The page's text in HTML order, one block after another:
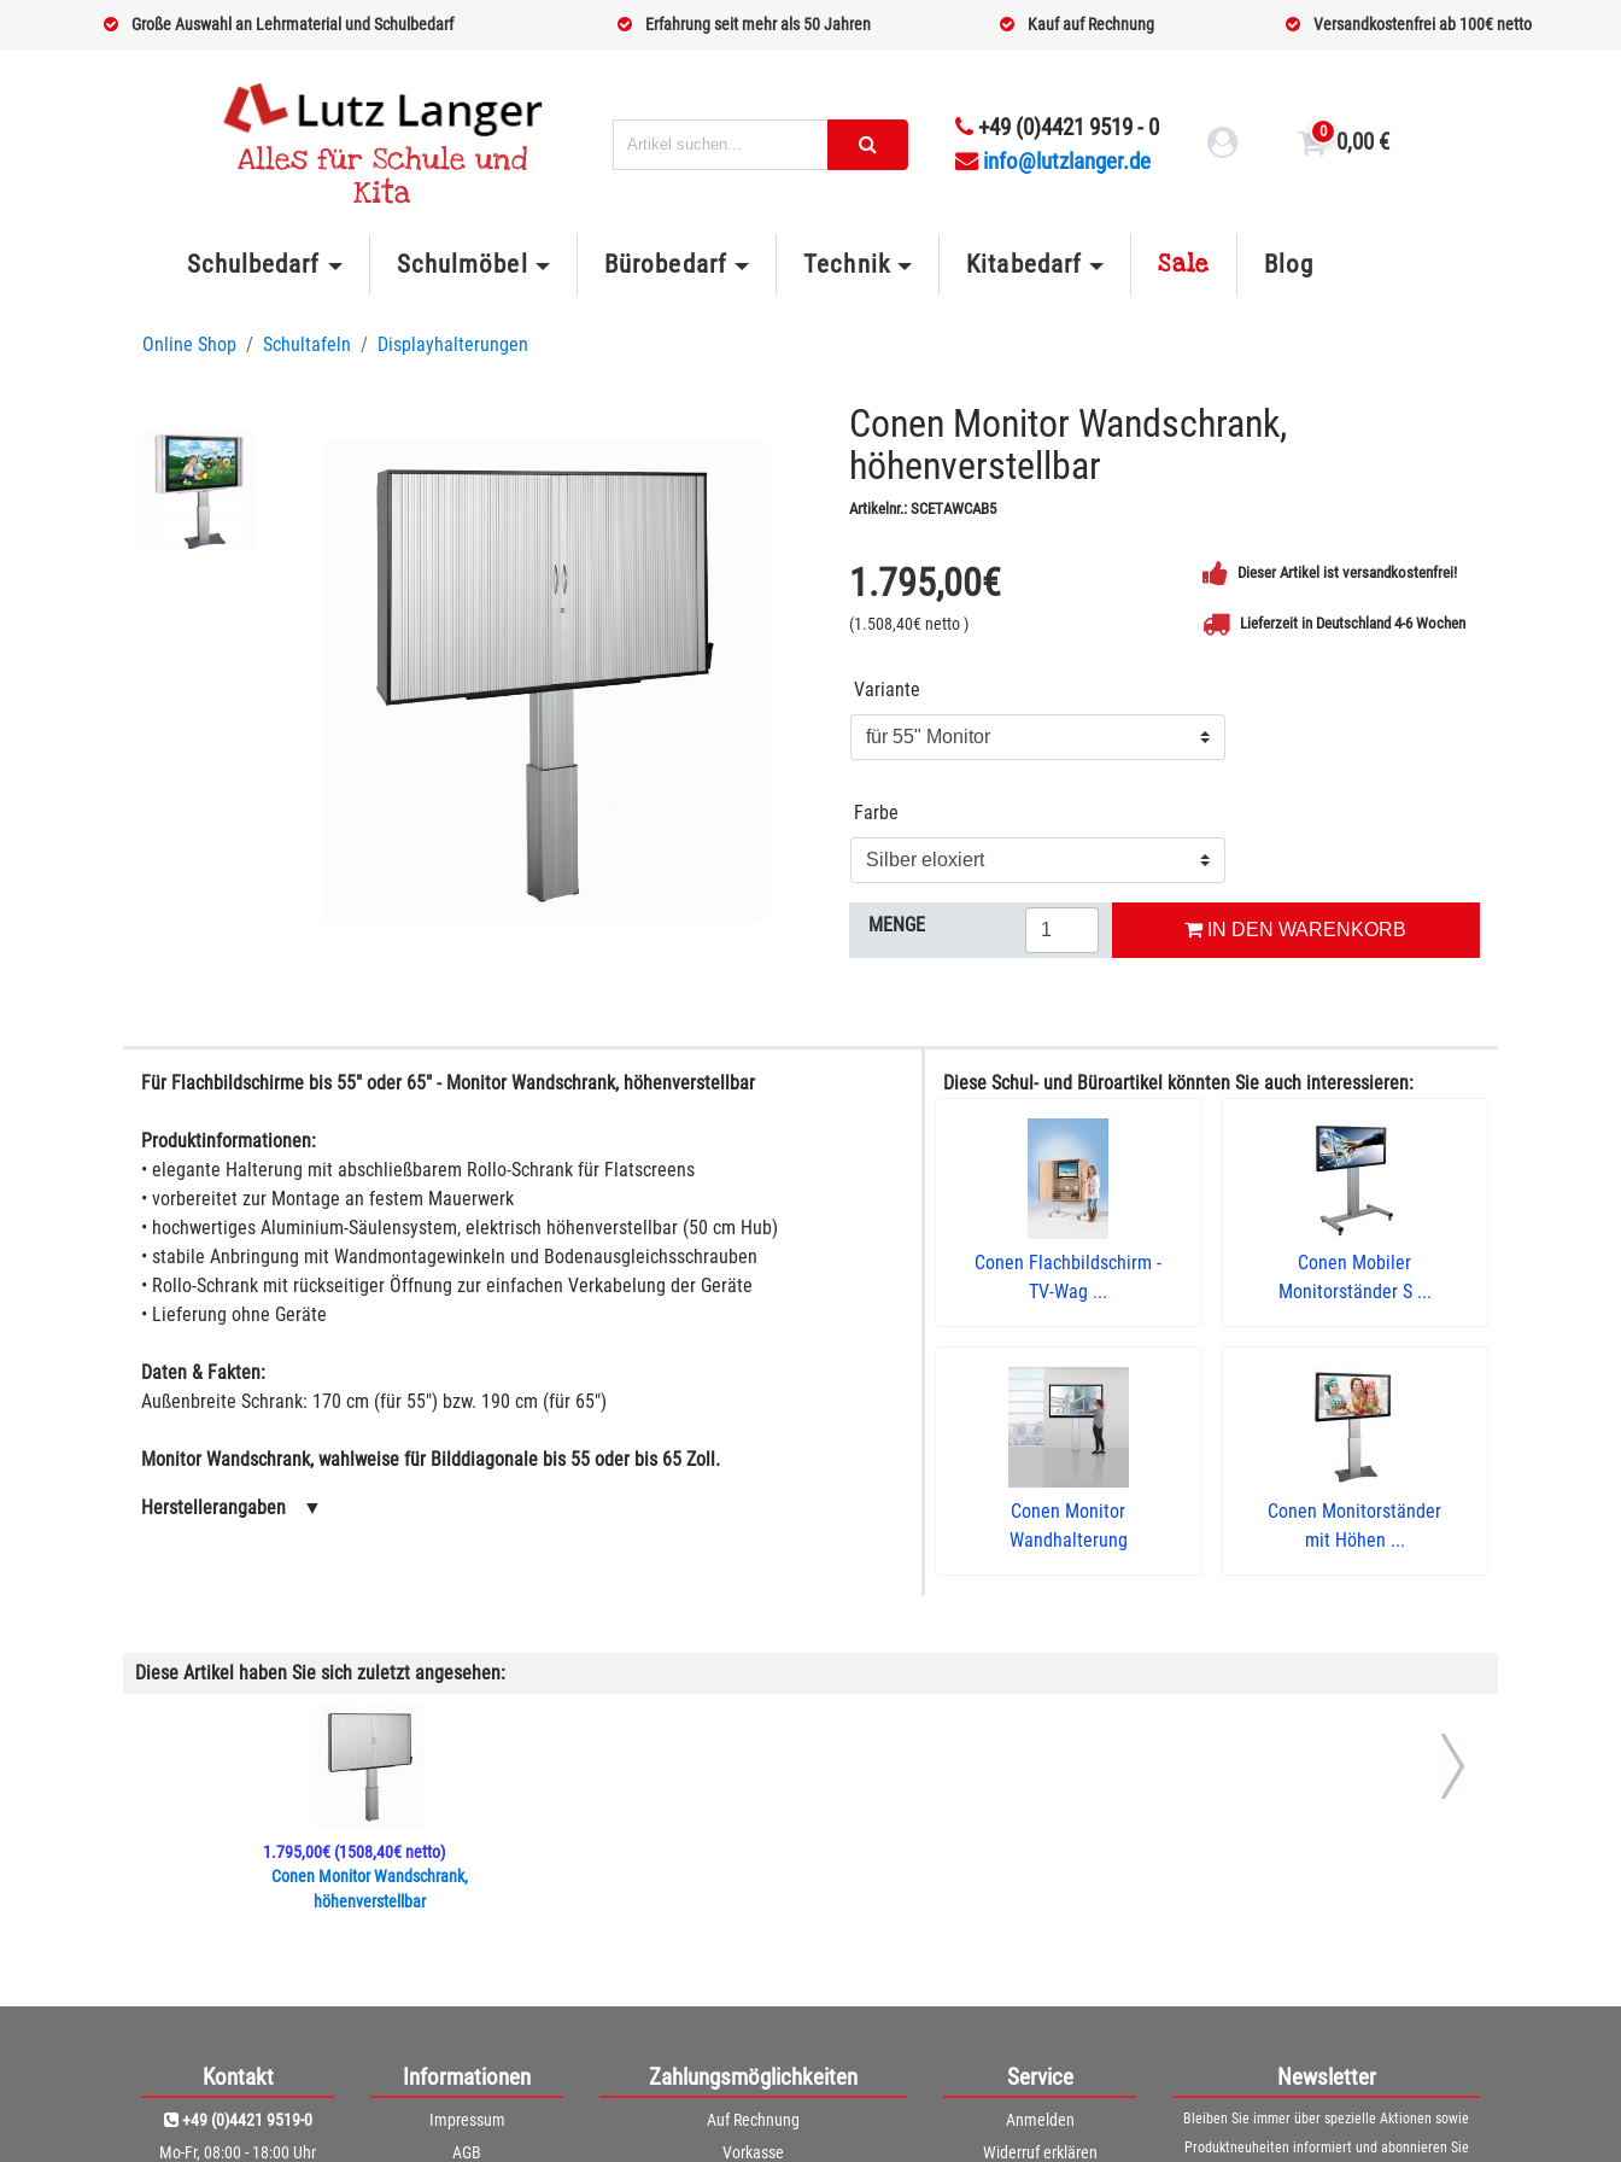
Große Auswahl an Lehrmaterial und Schulbedarf Erfahrung seit mehr als 50 Jahren Kauf auf Rechnung Versandkostenfrei ab 100€ netto
Alles für Schule und
Kita
+49 (0)4421 9519 - 0
info@lutzlanger.de
0 0,00 €
Schulbedarf Schulmöbel Bürobedarf Technik Kitabedarf Sale Blog
Online Shop Schultafeln Displayhalterungen
Conen Monitor Wandschrank,
höhenverstellbar
Artikelnr.: SCETAWCAB5
1.795,00€
(1.508,40€ netto)
Dieser Artikel ist versandkostenfrei!
Lieferzeit in Deutschland 4-6 Wochen
Variante
Farbe
MENGE IN DEN WARENKORB
Für Flachbildschirme bis 55" oder 65" - Monitor Wandschrank, höhenverstellbar
Produktinformationen:
• elegante Halterung mit abschließbarem Rollo-Schrank für Flatscreens
• vorbereitet zur Montage an festem Mauerwerk
• hochwertiges Aluminium-Säulensystem, elektrisch höhenverstellbar (50 cm Hub)
• stabile Anbringung mit Wandmontagewinkeln und Bodenausgleichsschrauben
• Rollo-Schrank mit rückseitiger Öffnung zur einfachen Verkabelung der Geräte
• Lieferung ohne Geräte
Daten & Fakten:
Außenbreite Schrank: 170 cm (für 55") bzw. 190 cm (für 65")
Monitor Wandschrank, wahlweise für Bilddiagonale bis 55 oder bis 65 Zoll.
Herstellerangaben ▼
Diese Schul- und Büroartikel könnten Sie auch interessieren:
Conen Flachbildschirm -
TV-Wag ...
Conen Mobiler
Monitorständer S ...
Conen Monitor
Wandhalterung
Conen Monitorständer
mit Höhen ...
Diese Artikel haben Sie sich zuletzt angesehen:
Conen Monitor Wandschrank,
höhenverstellbar
1.795,00€(1508,40€ netto)
Kontakt
+49 (0)4421 9519-0
Mo-Fr, 08:00 - 18:00 Uhr
Informationen
Impressum
AGB
Zahlungsmöglichkeiten
Auf Rechnung
Vorkasse
Service
Anmelden
Widerruf erklären
Newsletter
Bleiben Sie immer über spezielle Aktionen sowie
Produktneuheiten informiert und abonnieren Sie